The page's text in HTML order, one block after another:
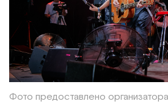
Фото предоставлено